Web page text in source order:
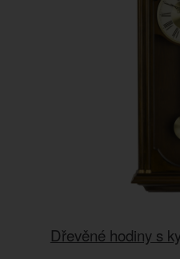
Dřevěné hodiny s